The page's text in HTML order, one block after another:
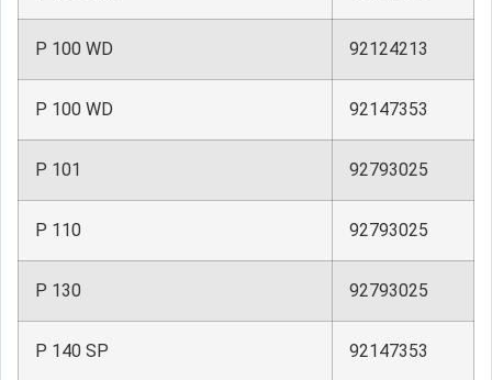
P 100 WD 92124213
P 100 WD 92147353
P 101 92793025
P 110 92793025
P 130 92793025
P 140 SP 92147353